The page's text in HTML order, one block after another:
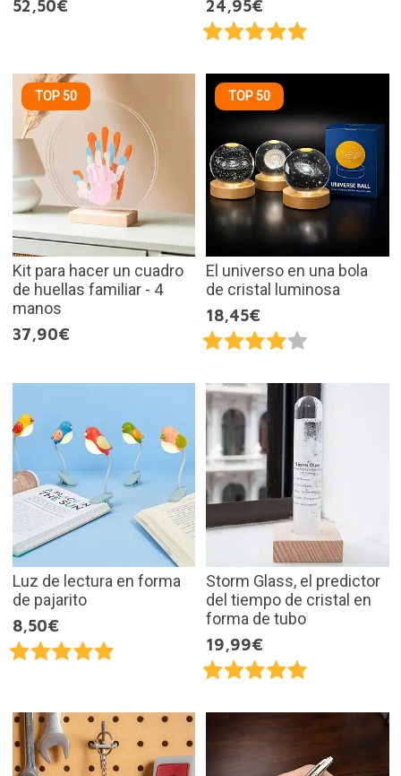
52,50€
24,95€
TOP 50
Kit para hacer un cuadro
de huellas familiar - 4
manos
37,90€
TOP 50
El universo en una bola
de cristal luminosa
18,45€
Luz de lectura en forma
de pajarito
8,50€
Storm Glass, el predictor
del tiempo de cristal en
forma de tubo
19,99€